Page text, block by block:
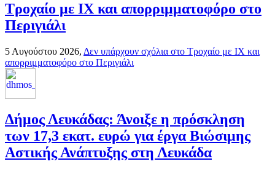
Τροχαίο με ΙΧ και απορριμματοφόρο στο
Περιγιάλι
5 Αυγούστου 2026, Δεν υπάρχουν σχόλια στο Τροχαίο με ΙΧ και
απορριμματοφόρο στο Περιγιάλι
Δήμος Λευκάδας: Άνοιξε η πρόσκληση
των 17,3 εκατ. ευρώ για έργα Βιώσιμης
Αστικής Ανάπτυξης στη Λευκάδα